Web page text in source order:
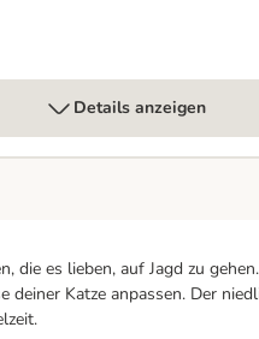
Details anzeigen
die es lieben, auf Jagd zu
deiner Katze anpassen. Der